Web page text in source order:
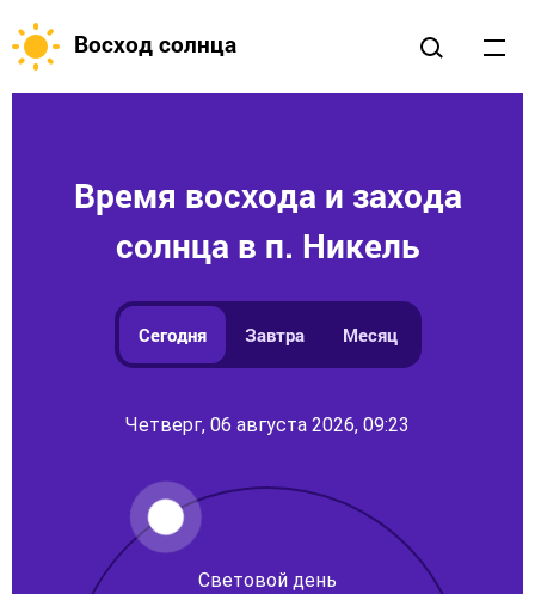
Восход солнца
Время восхода и захода
солнца в п. Никель
Сегодня Завтра Месяц
Четверг, 06 августа 2026, 09:23
Световой день